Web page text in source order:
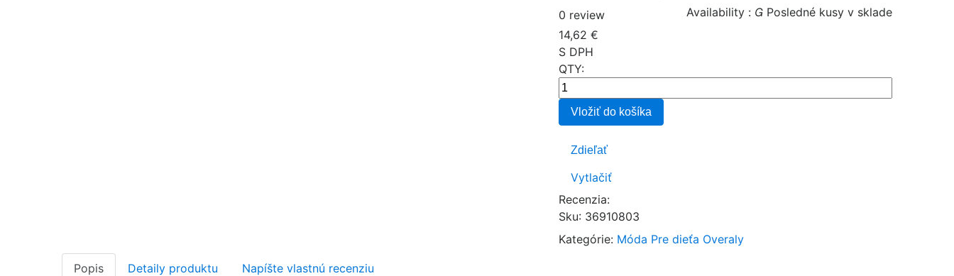
0 review Availability :  Posledné kusy v sklade
14,62 €
S DPH
QTY:
Vložiť do košíka
Zdieľať
Vytlačiť
Recenzia:
Sku: 36910803
Kategórie: Móda Pre dieťa Overaly
Popis Detaily produktu Napíšte vlastnú recenziu